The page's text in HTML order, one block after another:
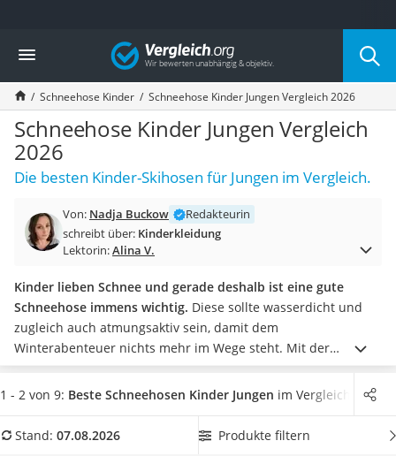
Die beliebtesten Vergleiche nach Kategorie
Kind & Baby
Babyphone mit 2 Kameras
Walkie-Talkie Kinder
Kindermatratzen
Babywippe
Rollschuhe für Kinder
Tischkicker
Kinderschubkarre
Babyschlafsack
Babyphone
Treppenschutzgitter
Kindersitz ab 4 Jahren
Kinderroller 3 Räder
Ferngesteuertes Auto
Barfußschuhe Kinder
Kinder-Mikroskop
Vergleich
Schneehose Kinder Schneehose Kinder Jungen Vergleich 2026
Schneehose Kinder Jungen Vergleich
2026
Die besten Kinder-Skihosen für Jungen im Vergleich.
Von: Nadja Buckow
Redakteurin
schreibt über: Kinderkleidung
Lektorin:Alina V.
Kinder lieben Schnee und gerade deshalb ist eine gute
Schneehose immens wichtig. Diese sollte wasserdicht und
zugleich auch atmungsaktiv sein, damit dem
Winterabenteuer nichts mehr im Wege steht. Mit der
passendenFunktionsunterwäsche für Kinderdarunter wird
dem Nachwuchs auch nicht so schnell kalt wie Online-Tests
Toben im Schnee spielt auch der Komfort eine große Rolle. Es
1 - 2 von 9: Beste Schneehosen Kinder Jungen im Vergleich
Stand: 07.08.2026 Produkte filtern